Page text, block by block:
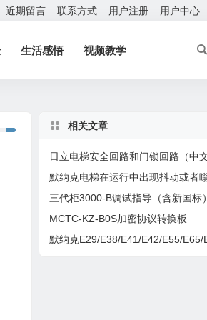
近期留言 联系方式 用户注册 用户中心
生活感悟 视频教学
相关文章
默纳克电梯在运行中出现抖动或者
三代柜3000-B调试指导（含新国标）
MCTC-KZ-B0S加密协议转换板